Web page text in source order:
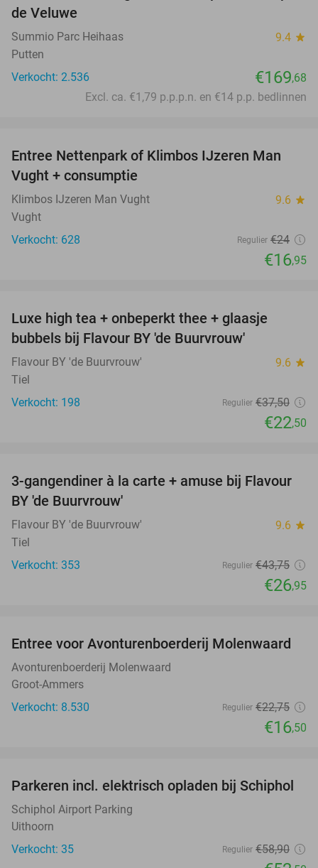
de Veluwe
Summio Parc Heihaas 9.4 star
Putten
Verkocht: 2.536
€169,68
Excl. ca. €1,79 p.p.p.n. en €14 p.p. bedlinnen
29%
Entree Nettenpark of Klimbos IJzeren Man
Vught + consumptie
Klimbos IJzeren Man Vught 9.6 star
Vught
Verkocht: 628
Regulier €24
€16,95
Luxe high tea + onbeperkt thee + glaasje
bubbels bij Flavour BY 'de Buurvrouw'
Flavour BY 'de Buurvrouw' 9.6 star
Tiel
Verkocht: 198
Regulier €37,50
€22,50
38%
3-gangendiner à la carte + amuse bij Flavour
BY 'de Buurvrouw'
Flavour BY 'de Buurvrouw' 9.6 star
Tiel
Verkocht: 353
Regulier €43,75
€26,95
27%
Entree voor Avonturenboerderij Molenwaard
Avonturenboerderij Molenwaard
Groot-Ammers
Verkocht: 8.530
Regulier €22,75
€16,50
11%
Parkeren incl. elektrisch opladen bij Schiphol
Schiphol Airport Parking
Uithoorn
Verkocht: 35
Regulier €58,90